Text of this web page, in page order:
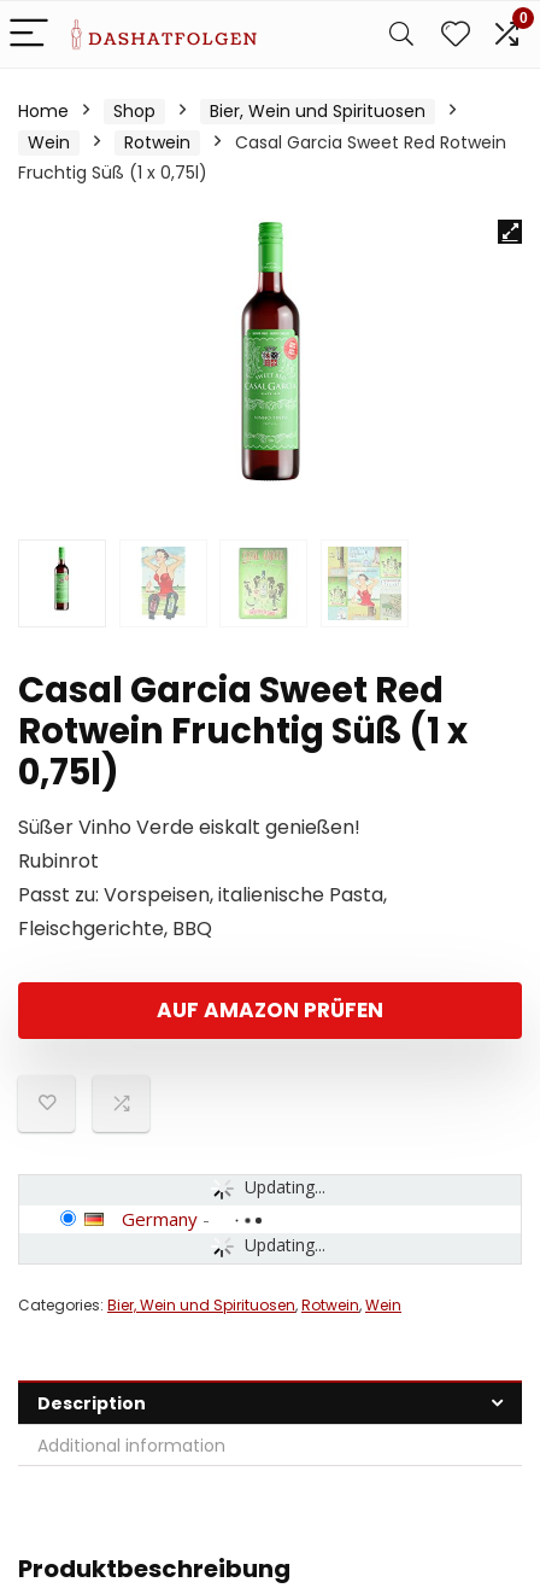
0
Home Shop
Bier, Wein und Spirituosen
Wein
Rotwein
Casal Garcia Sweet Red Rotwein
Fruchtig Süß (1 x 0,75l)
Casal Garcia Sweet Red
Rotwein Fruchtig Süß (1 x
0,75l)
Süßer Vinho Verde eiskalt genießen!
Rubinrot
Passt zu: Vorspeisen, italienische Pasta,
Fleischgerichte, BBQ
AUF AMAZON PRÜFEN
Updating...
Updating...
Germany -
Categories: Bier, Wein und Spirituosen,Rotwein,Wein
Description
Additional information
Produktbeschreibung